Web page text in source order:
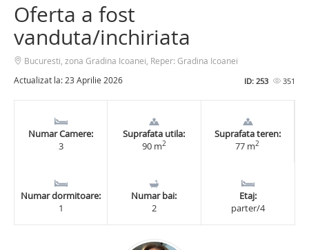
Oferta a fost
vanduta/inchiriata
Bucuresti, zona Gradina Icoanei, Reper: Gradina Icoanei
Actualizat la: 23 Aprilie 2026
ID: 253 351
Numar Camere:
3
Suprafata utila:
90 m2
Suprafata teren:
77 m2
Numar dormitoare:
1
Numar bai:
2
Etaj:
parter/4